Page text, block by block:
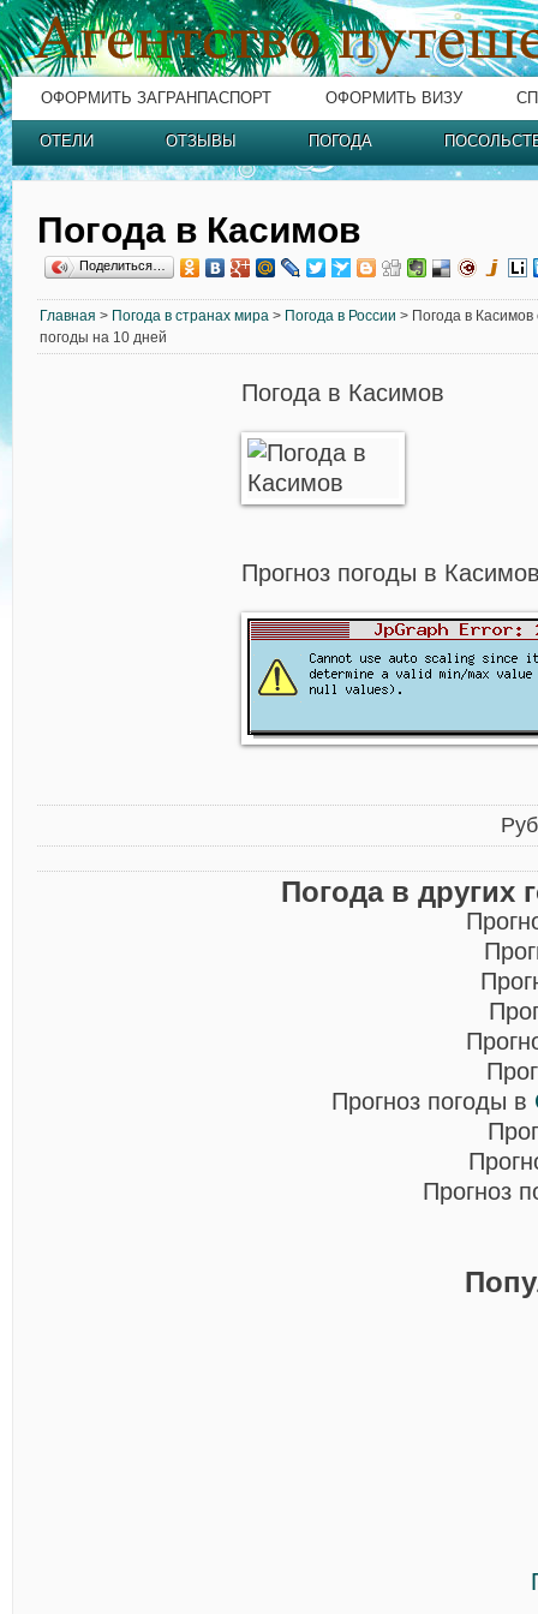
ОФОРМИТЬ ЗАГРАНПАСПОРТ ОФОРМИТЬ ВИЗУ
ОТЕЛИ ОТЗЫВЫ ПОГОДА
Погода в Касимов
Поделиться…
Главная > Погода в странах мира > Погода в России > Погода в Касимов
погоды на 10 дней
Погода в Касимов
Прогноз погоды в
Погода в других
Прогноз погоды в
Прогноз